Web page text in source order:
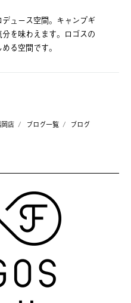
ュース空間。キャンプギ
を味わえます。ロゴスの
る空間です。
店 ブログ一覧 ブログ